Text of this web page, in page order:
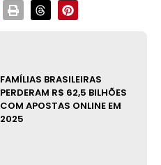
FAMÍLIAS BRASILEIRAS
PERDERAM R$ 62,5 BILHÕES
COM APOSTAS ONLINE EM
2025